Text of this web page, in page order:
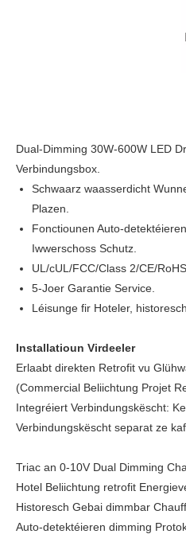
Dual-Dimming 30W-600W LED
Verbindungsbox.
Schwaarz waasserdicht
Plazen.
Fonctiounen Auto-
Iwwerschoss Schutz.
UL/cUL/FCC/Class 2/CE/
5-Joer Garantie Service.
Léisunge fir Hoteler,
Installatioun Virdeeler
Erlaabt direkten Retrofit vu
(Commercial Beliichtung Projet
Integréiert Verbindungskëscht:
Verbindungskëscht separat ze
Triac an 0-10V Dual Dimming
Hotel Beliichtung retrofit
Historesch Gebai dimmbar
Auto-detektéieren dimming